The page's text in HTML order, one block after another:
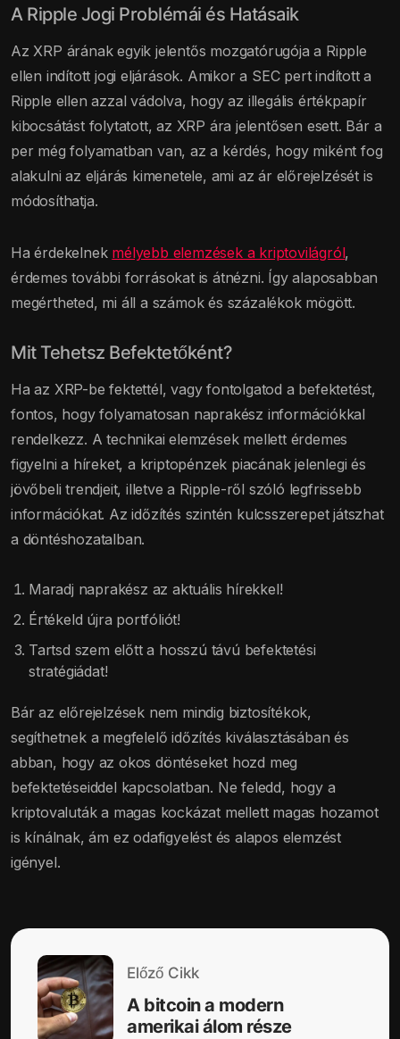
A Ripple Jogi Problémái és Hatásaik
Az XRP árának egyik jelentős mozgatórugója a Ripple
ellen indított jogi eljárások. Amikor a SEC pert indított a
Ripple ellen azzal vádolva, hogy az illegális értékpapír
kibocsátást folytatott, az XRP ára jelentősen esett. Bár a
per még folyamatban van, az a kérdés, hogy miként fog
alakulni az eljárás kimenetele, ami az ár előrejelzését is
módosíthatja.
Ha érdekelnek mélyebb elemzések a kriptovilágról,
érdemes további forrásokat is átnézni. Így alaposabban
megértheted, mi áll a számok és százalékok mögött.
Mit Tehetsz Befektetőként?
Ha az XRP-be fektettél, vagy fontolgatod a befektetést,
fontos, hogy folyamatosan naprakész információkkal
rendelkezz. A technikai elemzések mellett érdemes
figyelni a híreket, a kriptopénzek piacának jelenlegi és
jövőbeli trendjeit, illetve a Ripple-ről szóló legfrissebb
információkat. Az időzítés szintén kulcsszerepet játszhat
a döntéshozatalban.
Maradj naprakész az aktuális hírekkel!
Értékeld újra portfóliót!
Tartsd szem előtt a hosszú távú befektetési
stratégiádat!
Bár az előrejelzések nem mindig biztosítékok,
segíthetnek a megfelelő időzítés kiválasztásában és
abban, hogy az okos döntéseket hozd meg
befektetéseiddel kapcsolatban. Ne feledd, hogy a
kriptovaluták a magas kockázat mellett magas hozamot
is kínálnak, ám ez odafigyelést és alapos elemzést
igényel.
Előző Cikk
A bitcoin a modern
amerikai álom része